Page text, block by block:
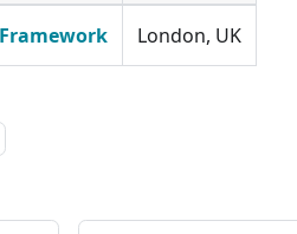
London, UK